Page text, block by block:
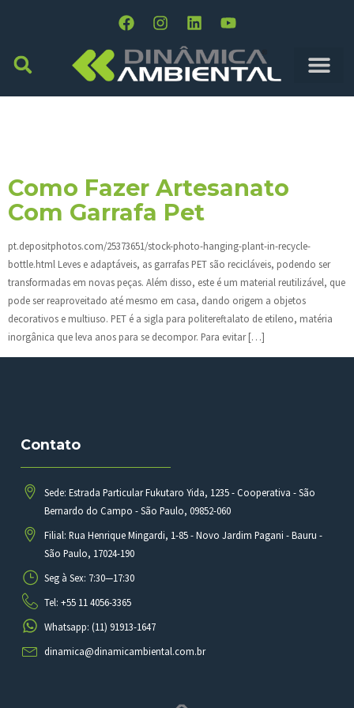
Como Fazer Artesanato
Com Garrafa Pet
pt.depositphotos.com/25373651/stock-photo-hanging-plant-in-recycle-
bottle.html Leves e adaptáveis, as garrafas PET são recicláveis, podendo ser
transformadas em novas peças. Além disso, este é um material reutilizável, que
pode ser reaproveitado até mesmo em casa, dando origem a objetos
decorativos e multiuso. PET é a sigla para politereftalato de etileno, matéria
inorgânica que leva anos para se decompor. Para evitar […]
Contato
Sede: Estrada Particular Fukutaro Yida, 1235 - Cooperativa - São
Bernardo do Campo - São Paulo, 09852-060
Filial: Rua Henrique Mingardi, 1-85 - Novo Jardim Pagani - Bauru -
São Paulo, 17024-190
Seg à Sex: 7:30—17:30
Tel: +55 11 4056-3365
Whatsapp: (11) 91913-1647
dinamica@dinamicambiental.com.br